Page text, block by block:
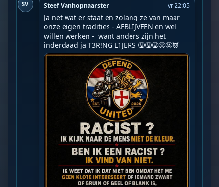
SV Steef Vanhopnaarster vr 22:05
Ja net wat er staat en zolang ze van maar
onze eigen tradities - AFBLIJVFEN en wel
willen werken -  want anders zijn het
inderdaad ja T3R!NG L1JERS 🤮🤮🤮😡🤬👿